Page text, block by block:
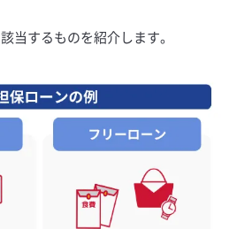
当するものを紹介します。